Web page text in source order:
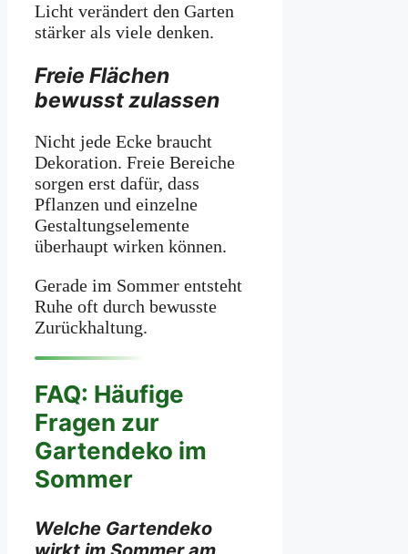
Licht verändert den Garten
stärker als viele denken.
Freie Flächen
bewusst zulassen
Nicht jede Ecke braucht
Dekoration. Freie Bereiche
sorgen erst dafür, dass
Pflanzen und einzelne
Gestaltungselemente
überhaupt wirken können.
Gerade im Sommer entsteht
Ruhe oft durch bewusste
Zurückhaltung.
FAQ: Häufige
Fragen zur
Gartendeko im
Sommer
Welche Gartendeko